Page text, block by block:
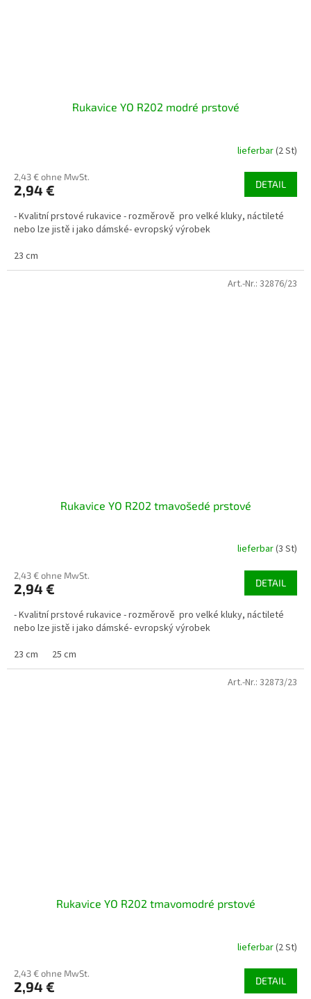
Rukavice YO R202 modré prstové
lieferbar(2 St)
2,43 € ohne MwSt.
2,94 € DETAIL
- Kvalitní prstové rukavice - rozměrově pro velké kluky, náctileté
nebo lze jistě i jako dámské- evropský výrobek
23 cm
Rukavice YO R202 tmavošedé prstové
lieferbar(3 St)
2,43 € ohne MwSt.
2,94 € DETAIL
- Kvalitní prstové rukavice - rozměrově pro velké kluky, náctileté
nebo lze jistě i jako dámské- evropský výrobek
23 cm
25 cm
Art.-Nr.: 32876/23
Rukavice YO R202 tmavomodré prstové
lieferbar(2 St)
2,43 € ohne MwSt.
2,94 € DETAIL
Art.-Nr.: 32873/23